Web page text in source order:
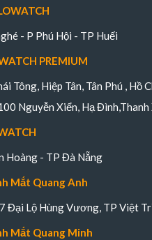
- P Phú Hội - TP Huếi
PREMIUM
Tông, Hiệp Tân, Tân Phú , Hồ
Nguyễn Xiển, Hạ Đình,Thanh
Hoàng - TP Đà Nẵng
Mắt Quang Anh
Đại Lộ Hùng Vương, TP Việt
Mắt Quang Minh